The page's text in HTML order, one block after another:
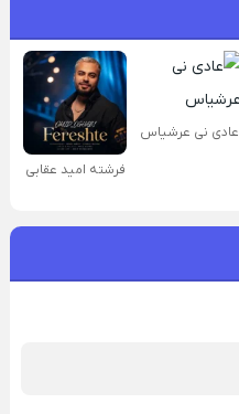
عادی نی عرشیاس
فرشته امید عقابی